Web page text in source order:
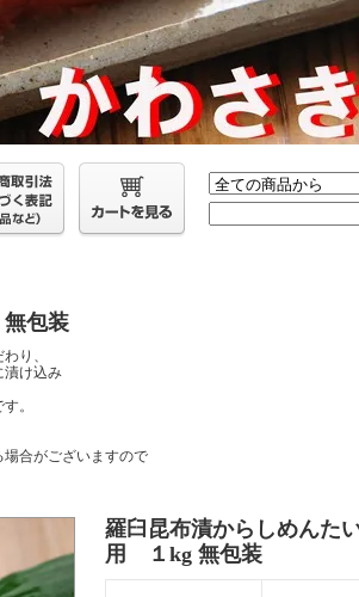
包装
り、
漬け込み
。
合がございますので
羅臼昆布漬からしめんた
用 １kg 無包装